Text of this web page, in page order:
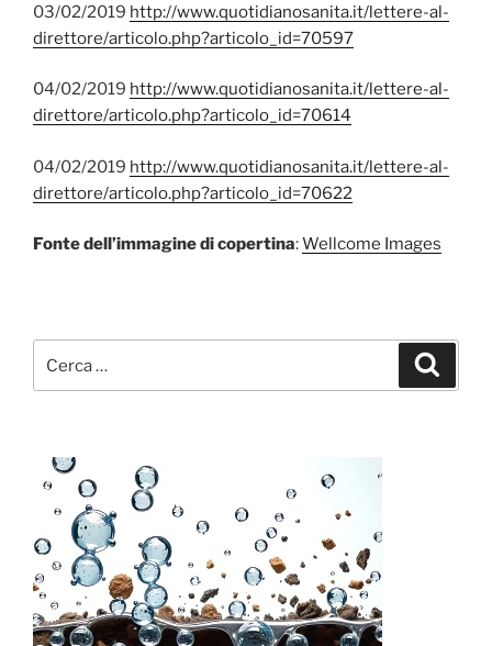
03/02/2019 http://www.quotidianosanita.it/lettere-al-
direttore/articolo.php?articolo_id=70597
04/02/2019 http://www.quotidianosanita.it/lettere-al-
direttore/articolo.php?articolo_id=70614
04/02/2019 http://www.quotidianosanita.it/lettere-al-
direttore/articolo.php?articolo_id=70622
Fonte dell’immagine di copertina:Wellcome Images